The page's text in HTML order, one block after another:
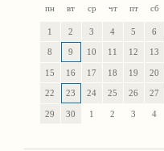
пн
вт ср чт пт сб
1 2 3 4 5 6
8 9 10 11 12 13
15 16 17 18 19 20
22 23 24 25 26 27
29 30 1 2 3 4